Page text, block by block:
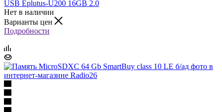
USB Eplutus-U200 16GB 2.0
Нет в наличии
Варианты цен
Подробности